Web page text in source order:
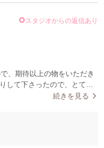
スタジオからの返信あり
、期待以上の物をいただき
して下さったので、とても
続きを見る